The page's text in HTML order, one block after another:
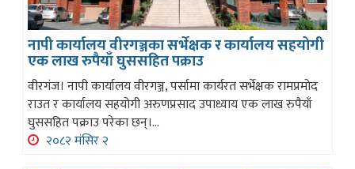
नापी कार्यालय वीरगञ्जका सर्भेक्षक र कार्यालय सहयोगी
एक लाख रुपैयाँ घुससहित पक्राउ
वीरगंज। नापी कार्यालय वीरगञ्ज, पर्सामा कार्यरत सर्भेक्षक रामप्रमोद
राउत र कार्यालय सहयोगी अरुणप्रसाद उपाध्याय एक लाख रुपैयाँ
घुससहित पक्राउ परेका छन्।...
२०८२ मंसिर २